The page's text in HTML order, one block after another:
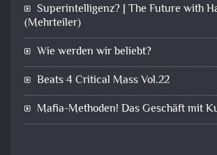
Superintelligenz? | The Future with
(Mehrteiler)
Wie werden wir beliebt?
Beats 4 Critical Mass Vol.22
Mafia-Methoden! Das Geschäft mit